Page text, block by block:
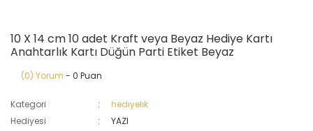
10 X 14 cm 10 adet Kraft veya Beyaz Hediye Kartı
Anahtarlık Kartı Düğün Parti Etiket Beyaz
(0) Yorum - 0 Puan
Kategori
hediyelik
Hediyesi
YAZI